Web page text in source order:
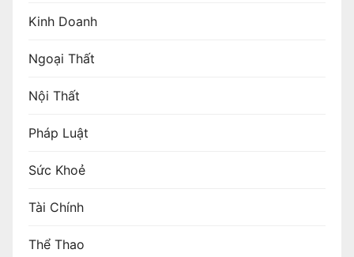
Kinh Doanh
Ngoại Thất
Nội Thất
Pháp Luật
Sức Khoẻ
Tài Chính
Thể Thao